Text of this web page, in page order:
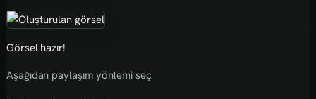
Görsel hazır!
Aşağıdan paylaşım yöntemi seç